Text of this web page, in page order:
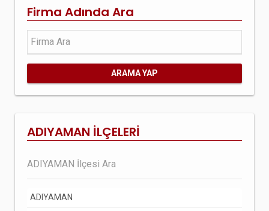
Firma Adında Ara
ARAMA YAP
ADIYAMAN İLÇELERİ
ADIYAMAN